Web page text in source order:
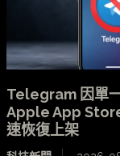
Telegram 因單
Apple App
速恢復上架